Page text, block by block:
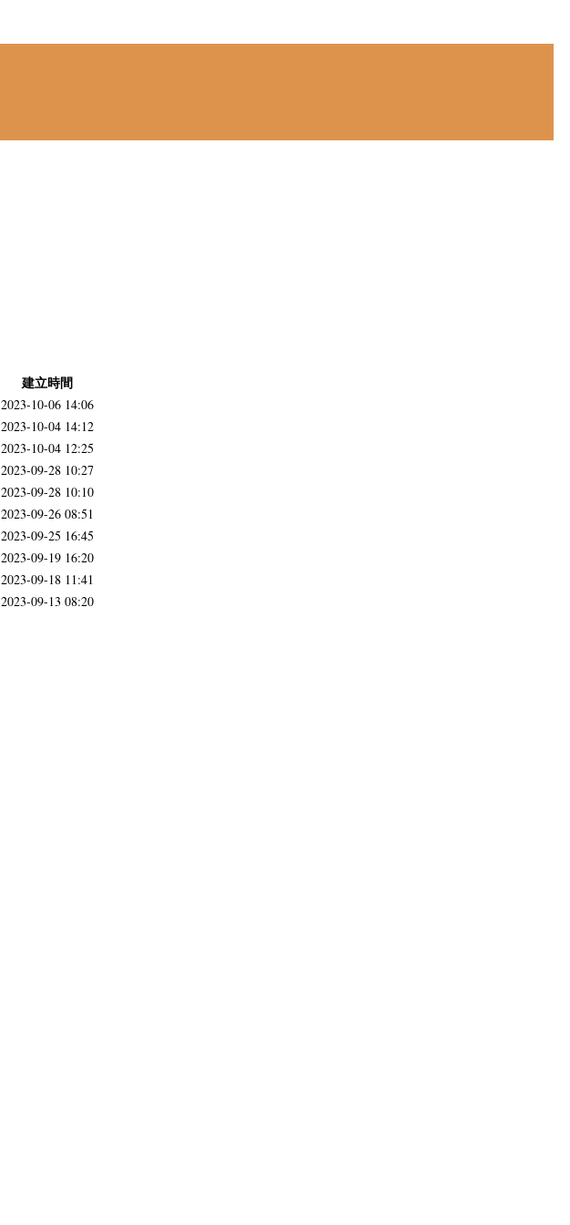
建立時間
2023-10-06 14:06
2023-10-04 14:12
2023-10-04 12:25
2023-09-28 10:27
2023-09-28 10:10
2023-09-26 08:51
2023-09-25 16:45
2023-09-19 16:20
2023-09-18 11:41
2023-09-13 08:20